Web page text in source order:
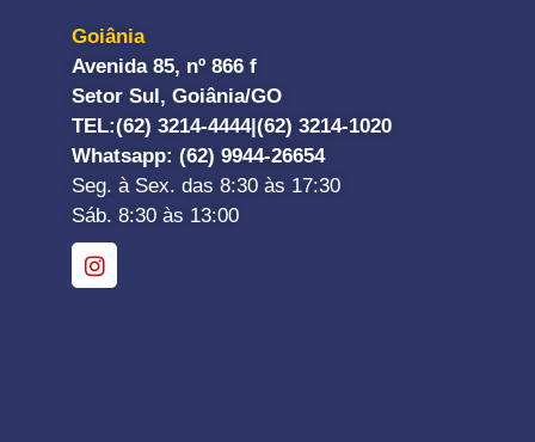
Goiânia
Avenida 85, nº 866 f
Setor Sul, Goiânia/GO
TEL:(62) 3214-4444|(62) 3214-1020
Whatsapp: (62) 9944-26654
Seg. à Sex. das 8:30 às 17:30
Sáb. 8:30 às 13:00